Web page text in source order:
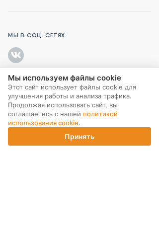
Корзина
ИНТЕРНЕТ-МАГАЗИН
МЫ В СОЦ. СЕТЯХ
ПОДПИСКА НА РАССЫЛКУ
Мы используем файлы cookie
Этот сайт использует файлы cookie для
улучшения работы и анализа трафика.
Продолжая использовать сайт, вы
соглашаетесь с нашей политикой
использования cookie.
Принять